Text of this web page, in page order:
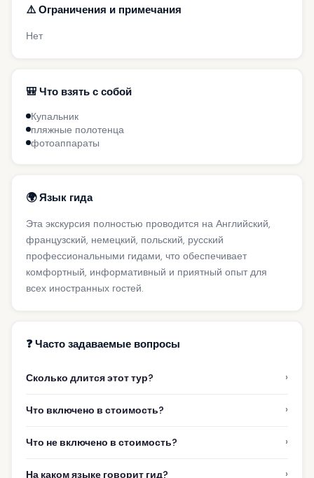
⚠️ Ограничения и примечания
Нет
🎒 Что взять с собой
Купальник
пляжные полотенца
фотоаппараты
🌍 Язык гида
Эта экскурсия полностью проводится на Английский,
французский, немецкий, польский, русский
профессиональными гидами, что обеспечивает
комфортный, информативный и приятный опыт для
всех иностранных гостей.
❓ Часто задаваемые вопросы
Сколько длится этот тур? ›
Что включено в стоимость? ›
Что не включено в стоимость? ›
На каком языке говорит гид? ›